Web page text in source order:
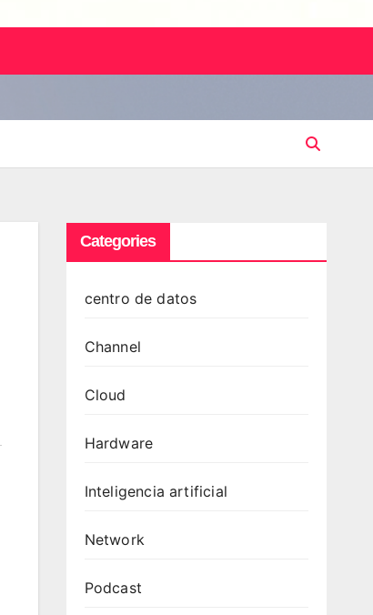
Categories
centro de datos
Channel
Cloud
Hardware
Inteligencia artificial
Network
Podcast